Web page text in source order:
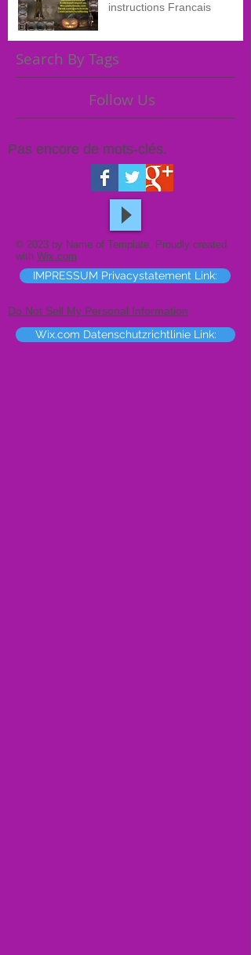
instructions Francais
Search By Tags
Follow Us
Pas encore de mots-clés.
© 2023 by Name of Template. Proudly created
with Wix.com
IMPRESSUM Privacystatement Link:
Do Not Sell My Personal Information
Wix.com Datenschutzrichtlinie Link: